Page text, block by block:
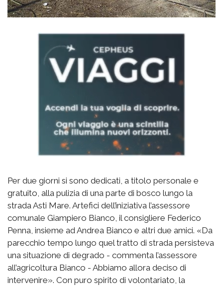
Per due giorni si sono dedicati, a titolo personale e
gratuito, alla pulizia di una parte di bosco lungo la
strada Asti Mare. Artefici dell’iniziativa l’assessore
comunale Giampiero Bianco, il consigliere Federico
Penna, insieme ad Andrea Bianco e altri due amici. «Da
parecchio tempo lungo quel tratto di strada persisteva
una situazione di degrado - commenta l’assessore
all’agricoltura Bianco - Abbiamo allora deciso di
intervenire». Con puro spirito di volontariato, la